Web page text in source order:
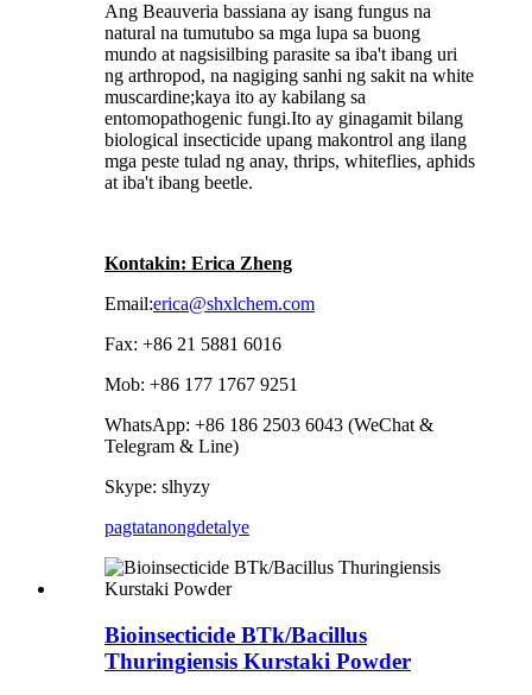
Ang Beauveria bassiana ay isang fungus na
natural na tumutubo sa mga lupa sa buong
mundo at nagsisilbing parasite sa iba't ibang uri
ng arthropod, na nagiging sanhi ng sakit na white
muscardine;kaya ito ay kabilang sa
entomopathogenic fungi.Ito ay ginagamit bilang
biological insecticide upang makontrol ang ilang
mga peste tulad ng anay, thrips, whiteflies, aphids
at iba't ibang beetle.
Kontakin: Erica Zheng
Email:erica@shxlchem.com
Fax: +86 21 5881 6016
Mob: +86 177 1767 9251
WhatsApp: +86 186 2503 6043 (WeChat &
Telegram & Line)
Skype: slhyzy
pagtatanongdetalye
Bioinsecticide BTk/Bacillus
Thuringiensis Kurstaki Powder